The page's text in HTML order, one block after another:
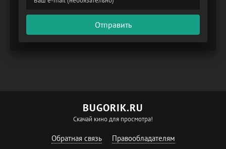
Отправить
BUGORIK.RU
Скачай кино для просмотра!
Обратная связь Правообладателям